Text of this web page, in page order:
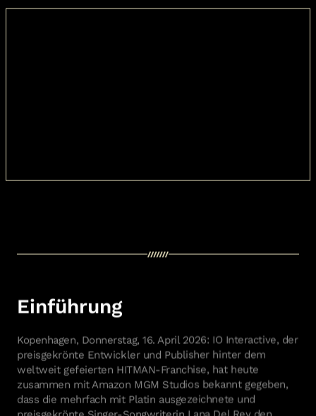
Kopenhagen, Donnerstag, 16. April 2026: IO Interactive, der
preisgekrönte Entwickler und Publisher hinter dem
weltweit gefeierten HITMAN-Franchise, hat heute
zusammen mit Amazon MGM Studios bekannt gegeben,
dass die mehrfach mit Platin ausgezeichnete und
preisgekrönte Singer-Songwriterin Lana Del Rey den